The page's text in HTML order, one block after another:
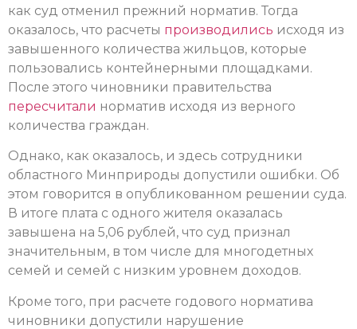
как суд отменил прежний норматив. Тогда
оказалось, что расчеты производились исходя из
завышенного количества жильцов, которые
пользовались контейнерными площадками.
После этого чиновники правительства
пересчитали норматив исходя из верного
количества граждан.
Однако, как оказалось, и здесь сотрудники
областного Минприроды допустили ошибки. Об
этом говорится в опубликованном решении суда.
В итоге плата с одного жителя оказалась
завышена на 5,06 рублей, что суд признал
значительным, в том числе для многодетных
семей и семей с низким уровнем доходов.
Кроме того, при расчете годового норматива
чиновники допустили нарушение